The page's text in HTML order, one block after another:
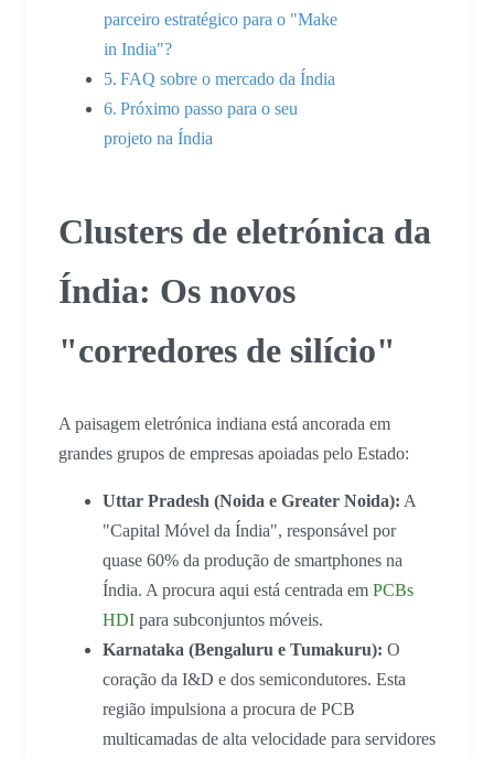
parceiro estratégico para o "Make
in India"?
FAQ sobre o mercado da Índia
Próximo passo para o seu
projeto na Índia
Clusters de eletrónica da
Índia: Os novos
"corredores de silício"
A paisagem eletrónica indiana está ancorada em
grandes grupos de empresas apoiadas pelo Estado:
Uttar Pradesh (Noida e Greater Noida): A
"Capital Móvel da Índia", responsável por
quase 60% da produção de smartphones na
Índia. A procura aqui está centrada em PCBs
HDI para subconjuntos móveis.
Karnataka (Bengaluru e Tumakuru): O
coração da I&D e dos semicondutores. Esta
região impulsiona a procura de PCB
multicamadas de alta velocidade para servidores